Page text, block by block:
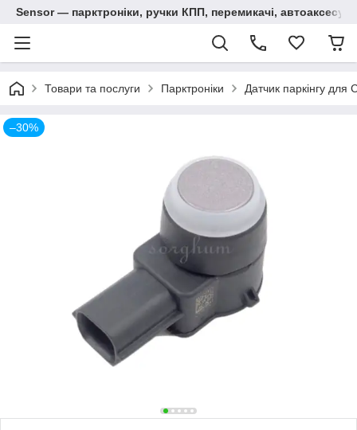
Sensor — парктроніки, ручки КПП, перемикачі,
Товари та послуги Парктроніки Датчик паркінгу для
–30%